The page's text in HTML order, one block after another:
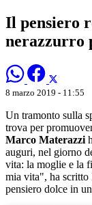
Il pensiero
nerazzurro
8 marzo 2019 - 11:55
Un tramonto sulla
trova per
Marco Materazzi
auguri, nel giorno
vita: la moglie e la
mia vita", ha scritto
pensiero dolce in